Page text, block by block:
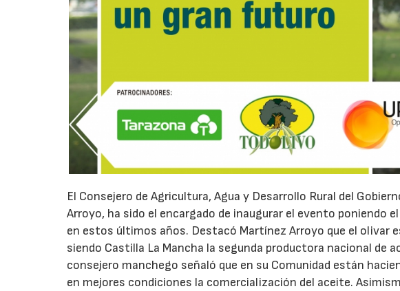
El Consejero de Agricultura, Agua y Desarrollo Rural del
Arroyo, ha sido el encargado de inaugurar el evento poniendo
en estos últimos años. Destacó Martínez Arroyo que el olivar
siendo Castilla La Mancha la segunda productora nacional de
consejero manchego señaló que en su Comunidad están
en mejores condiciones la comercialización del aceite.